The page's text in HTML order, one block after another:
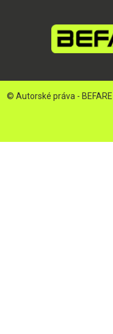
© Autorské práva - BEFARE